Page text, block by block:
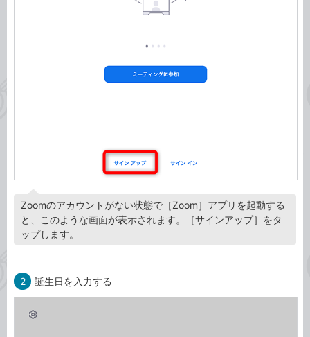
Zoomのアカウントがない状態で［Zoom］アプリを起動する
と、このような画面が表示されます。［サインアップ］をタ
ップします。
2 誕生日を入力する